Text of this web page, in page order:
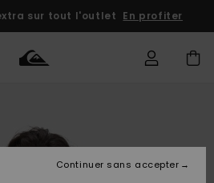
sur tout l'outlet En profiter
Continuer sans accepter